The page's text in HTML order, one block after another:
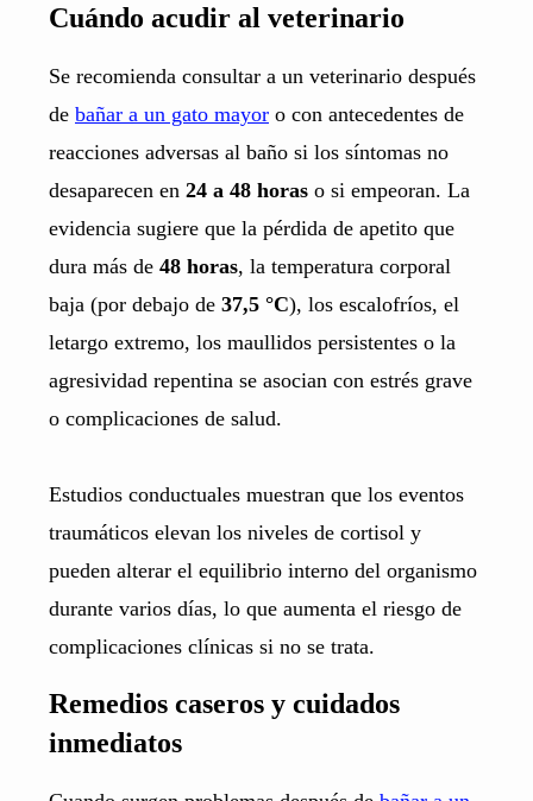
Cuándo acudir al veterinario
Se recomienda consultar a un veterinario después
de bañar a un gato mayor o con antecedentes de
reacciones adversas al baño si los síntomas no
desaparecen en 24 a 48 horas o si empeoran. La
evidencia sugiere que la pérdida de apetito que
dura más de 48 horas, la temperatura corporal
baja (por debajo de 37,5 °C), los escalofríos, el
letargo extremo, los maullidos persistentes o la
agresividad repentina se asocian con estrés grave
o complicaciones de salud.
Estudios conductuales muestran que los eventos
traumáticos elevan los niveles de cortisol y
pueden alterar el equilibrio interno del organismo
durante varios días, lo que aumenta el riesgo de
complicaciones clínicas si no se trata.
Remedios caseros y cuidados
inmediatos